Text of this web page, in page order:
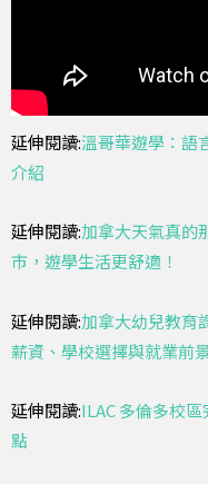
延伸閱讀:溫哥華遊學：語
介紹
延伸閱讀:加拿大天氣真的
市，遊學生活更舒適！
延伸閱讀:加拿大幼兒教育
薪資、學校選擇與就業前
延伸閱讀:ILAC 多倫多校
點